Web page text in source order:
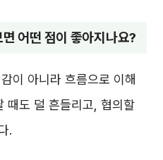
어떤 점이 좋아지나요?
이 아니라 흐름으로 이해
때도 덜 흔들리고, 협의할
.